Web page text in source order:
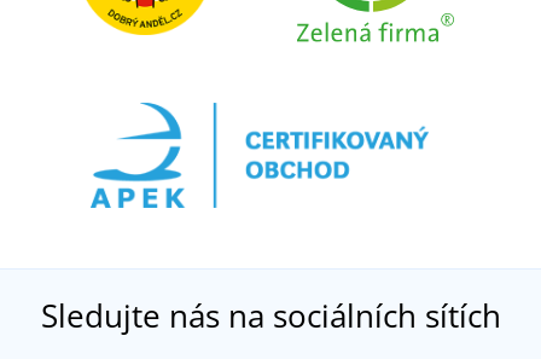
Sledujte nás na sociálních sítích